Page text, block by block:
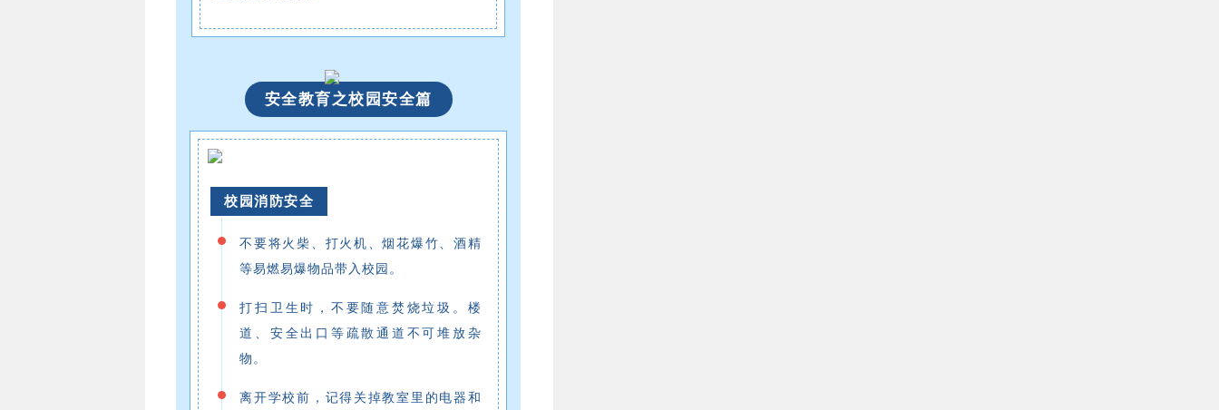
安全教育之校园安全篇
校园消防安全
不要将火柴、打火机、烟花爆竹、酒精
等易燃易爆物品带入校园。
打扫卫生时，不要随意焚烧垃圾。楼
道、安全出口等疏散通道不可堆放杂
物。
离开学校前，记得关掉教室里的电器和